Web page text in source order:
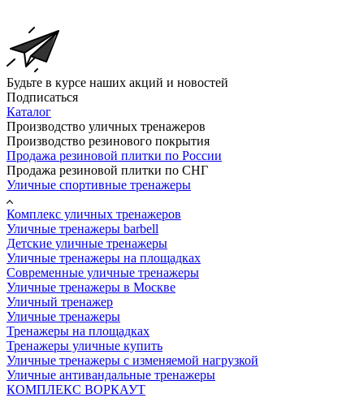
Будьте в курсе наших акций и новостей
Подписаться
Каталог
Производство уличных тренажеров
Производство резинового покрытия
Продажа резиновой плитки по России
Продажа резиновой плитки по СНГ
Уличные спортивные тренажеры
Комплекс уличных тренажеров
Уличные тренажеры barbell
Детские уличные тренажеры
Уличные тренажеры на площадках
Современные уличные тренажеры
Уличные тренажеры в Москве
Уличный тренажер
Уличные тренажеры
Тренажеры на площадках
Тренажеры уличные купить
Уличные тренажеры с изменяемой нагрузкой
Уличные антивандальные тренажеры
КОМПЛЕКС ВОРКАУТ